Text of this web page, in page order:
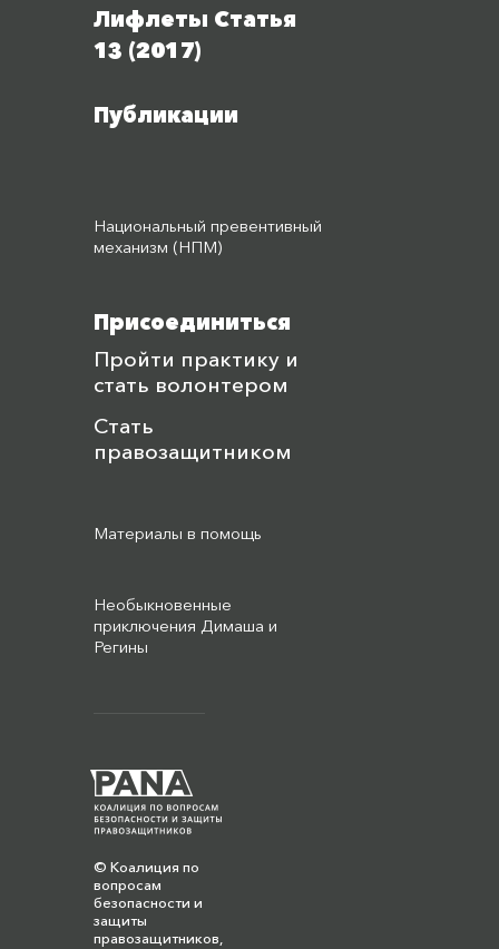
© Коалиция по
вопросам
безопасности и
защиты
правозащитников,
Лифлеты Статья
13 (2017)
Публикации
Национальный превентивный
механизм (НПМ)
Присоединиться
Пройти практику и
стать волонтером
Стать
правозащитником
Материалы в помощь
Необыкновенные
приключения Димаша и
Регины